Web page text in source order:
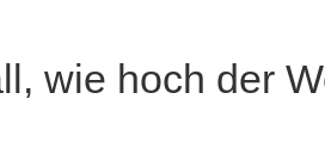
wie hoch der